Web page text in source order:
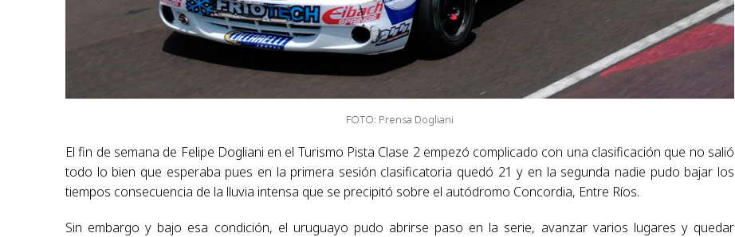
FOTO: Prensa Dogliani
El fin de semana de Felipe Dogliani en el Turismo Pista Clase 2 empezó complicado con una clasificación que no salió
todo lo bien que esperaba pues en la primera sesión clasificatoria quedó 21 y en la segunda nadie pudo bajar los
tiempos consecuencia de la lluvia intensa que se precipitó sobre el autódromo Concordia, Entre Ríos.
Sin embargo y bajo esa condición, el uruguayo pudo abrirse paso en la serie, avanzar varios lugares y quedar